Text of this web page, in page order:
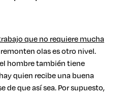
que no requiere mucha
olas es otro nivel.
hombre también tiene
quien recibe una buena
de que así sea. Por supuesto,